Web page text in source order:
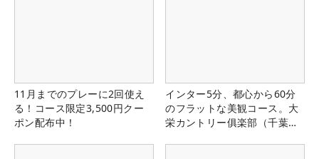
11月までのプレーに2回使え
る！コース限定3,500円クー
ポン配布中！
インター5分、都心から60分
のフラットな美観コース。大
栄カントリー俱楽部（千葉